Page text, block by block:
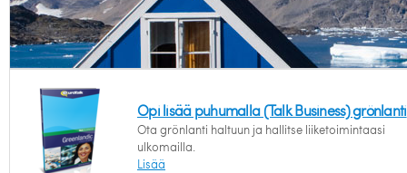
Opi lisää puhumalla (Talk Business) grönlanti
Ota grönlanti haltuun ja hallitse liiketoimintaasi
ulkomailla.
Lisää